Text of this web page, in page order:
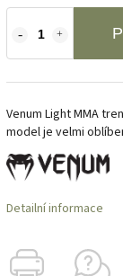
Venum Light MMA
model je velmi
Detailní informace